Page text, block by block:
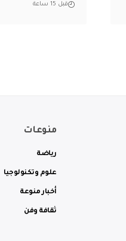
قبل 15 ساعة
منوعات
رياضة
علوم وتكنولوجيا
أخبار منوعة
ثقافة وفن